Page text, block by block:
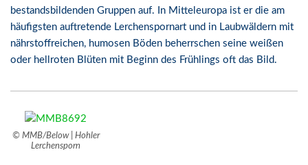
bestandsbildenden Gruppen auf. In Mitteleuropa ist er die am
häufigsten auftretende Lerchenspornart und in Laubwäldern mit
nährstoffreichen, humosen Böden beherrschen seine weißen
oder hellroten Blüten mit Beginn des Frühlings oft das Bild.
© MMB/Below | Hohler
Lerchensporn